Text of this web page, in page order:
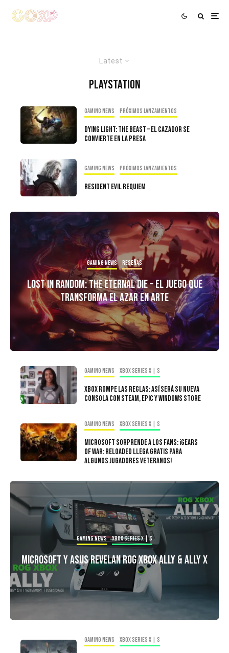
Latest
PlayStation
Gaming news Próximos Lanzamientos
Dying Light: The Beast – El cazador Se
Convierte En La Presa
Gaming news Próximos Lanzamientos
Resident Evil Requiem
Gaming news Reseñas
Lost in Random: The Eternal Die – El Juego Que
Transforma el Azar en Arte
Gaming news Xbox Series X | S
Xbox rompe las reglas: así será su nueva
consola con Steam, Epic y Windows Store
Gaming news Xbox Series X | S
Microsoft sorprende a los fans: ¡Gears
of War: Reloaded llega gratis para
algunos jugadores veteranos!
Gaming news Xbox Series X | S
Microsoft y Asus Revelan ROG Xbox Ally & Ally X
Gaming news Xbox Series X | S